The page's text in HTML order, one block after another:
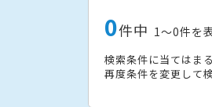
0件中 1〜0件を
検索条件に当てはま
再度条件を変更して